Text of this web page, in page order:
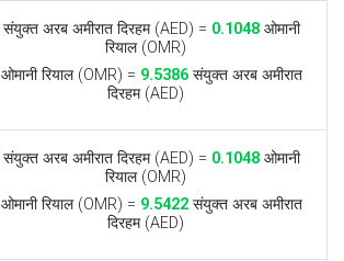
संयुक्त अरब अमीरात दिरहम (AED) = 0.1048 ओमानी
रियाल (OMR)
ओमानी रियाल (OMR) = 9.5386 संयुक्त अरब अमीरात
दिरहम (AED)
संयुक्त अरब अमीरात दिरहम (AED) = 0.1048 ओमानी
रियाल (OMR)
ओमानी रियाल (OMR) = 9.5422 संयुक्त अरब अमीरात
दिरहम (AED)